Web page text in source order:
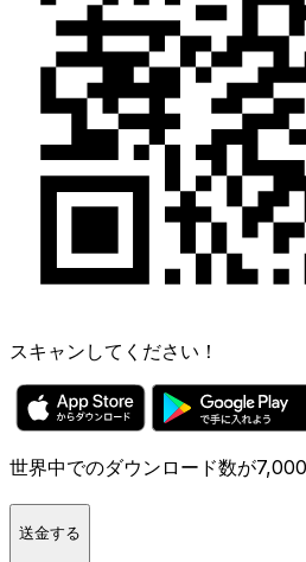
スキャンしてください！
世界中でのダウンロード数が
送金する